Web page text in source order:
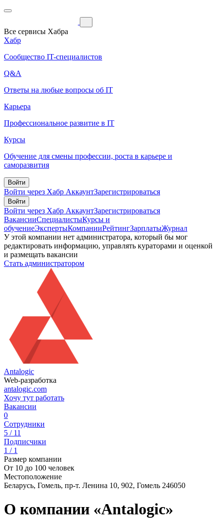
Все сервисы Хабра
Хабр
Сообщество IT-специалистов
Q&A
Ответы на любые вопросы об IT
Карьера
Профессиональное развитие в IT
Курсы
Обучение для смены профессии, роста в карьере и
саморазвития
Войти
Войти через Хабр АккаунтЗарегистрироваться
Войти
Войти через Хабр АккаунтЗарегистрироваться
ВакансииСпециалистыКурсы и
обучениеЭкспертыКомпанииРейтингЗарплатыЖурнал
У этой компании нет администратора, который бы мог
редактировать информацию, управлять кураторами и оценкой
и размещать вакансии
Стать администратором
Antalogic
Web-разработка
antalogic.com
Хочу тут работать
Вакансии
0
Сотрудники
5 / 11
Подписчики
1 / 1
Размер компании
От 10 до 100 человек
Местоположение
Беларусь, Гомель, пр-т. Ленина 10, 902, Гомель 246050
О компании «Antalogic»